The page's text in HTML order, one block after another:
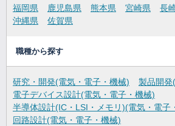
福岡県 鹿児島県 熊本県 宮崎県 長
沖縄県
佐賀県
職種から探す
研究・開発(電気・電子・機械)
製品開発
電子デバイス設計(電気・電子・機械)
半導体設計(IC・LSI・メモリ)(電気・電子
回路設計(電気・電子・機械)